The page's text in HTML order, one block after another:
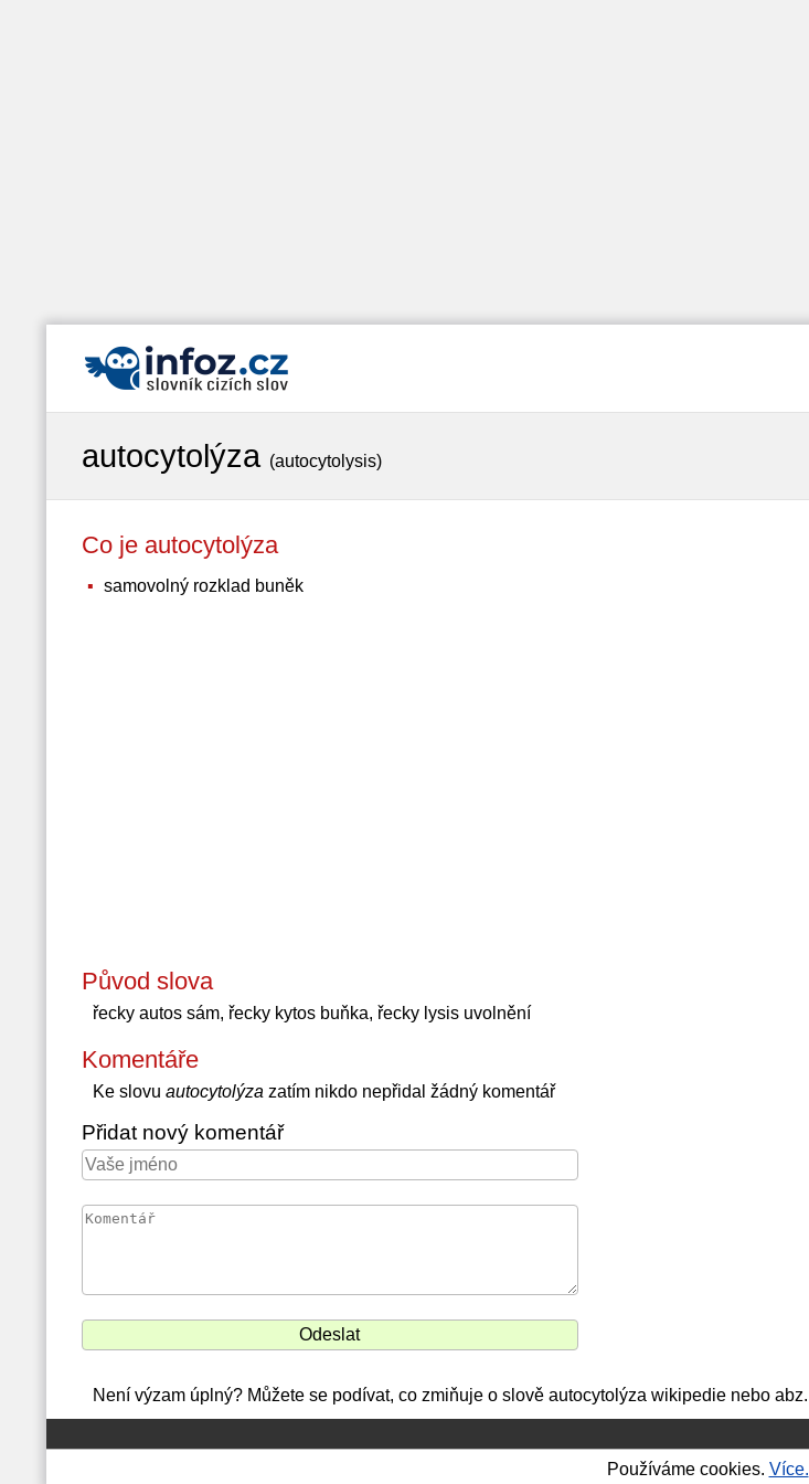
autocytolýza (autocytolysis)
Co je autocytolýza
samovolný rozklad buněk
Původ slova
řecky autos sám, řecky kytos buňka, řecky lysis uvolnění
Komentáře
Ke slovu autocytolýza zatím nikdo nepřidal žádný komentář
Přidat nový komentář
Není výzam úplný? Můžete se podívat, co zmiňuje o slově autocytolýza wikipedie nebo abz.
Používáme cookies. Více.